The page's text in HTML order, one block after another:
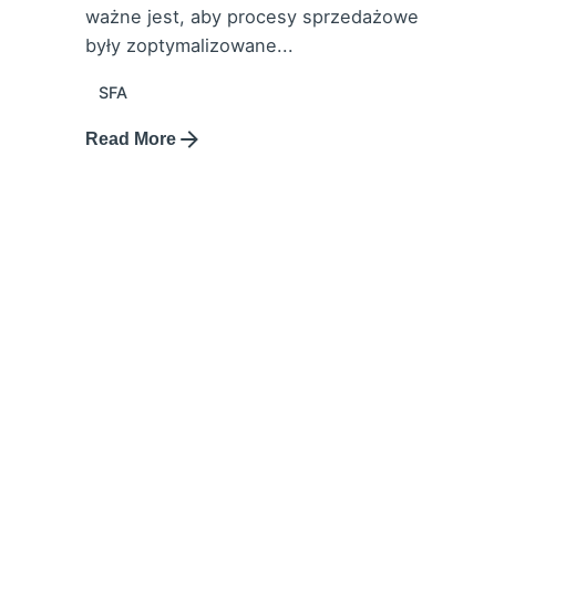
ważne jest, aby procesy sprzedażowe
były zoptymalizowane...
SFA
Read More